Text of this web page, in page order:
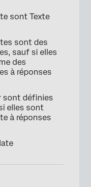
sont Texte
sont des
sauf si elles
des
à réponses
sont définies
elles sont
à réponses